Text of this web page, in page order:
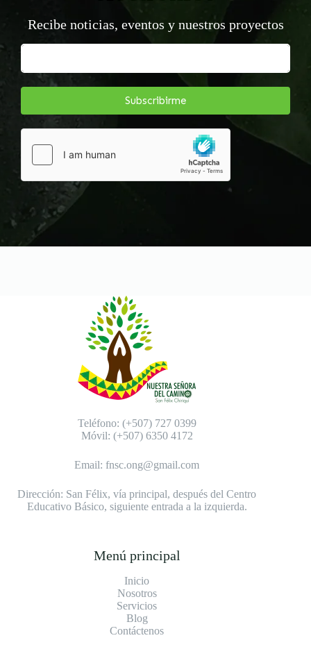
Recibe noticias, eventos y nuestros proyectos
Subscribirme
Teléfono: (+507) 727 0399
Móvil: (+507) 6350 4172
Email:fnsc.ong@gmail.com
Dirección: San Félix, vía principal, después del Centro
Educativo Básico, siguiente entrada a la izquierda.
Menú principal
Inicio
Nosotros
Servicios
Blog
Contáctenos